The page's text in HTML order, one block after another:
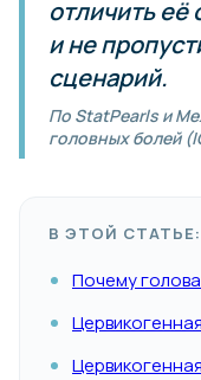
отличить её
и не
сценарий.
По StatPearls и
головных болей
В ЭТОЙ СТАТЬЕ:
Почему